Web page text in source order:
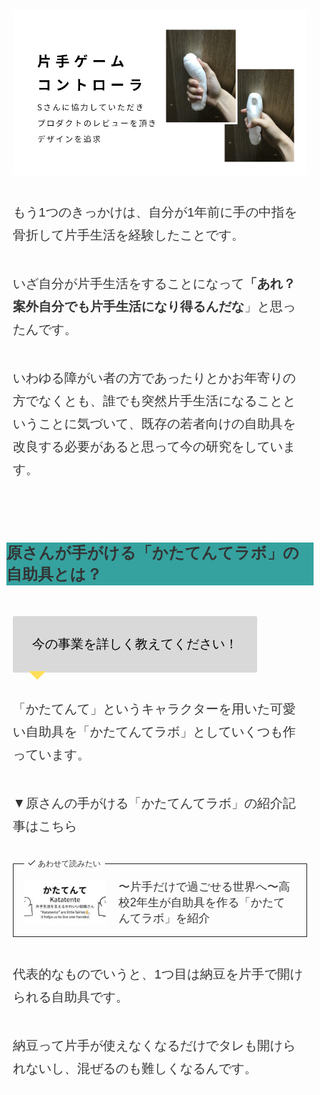
もう1つのきっかけは、自分が1年前に手の中指を
骨折して片手生活を経験したことです。
いざ自分が片手生活をすることになって 「あれ？
案外自分でも片手生活になり得るんだな」と思っ
たんです。
いわゆる障がい者の方であったりとかお年寄りの
方でなくとも、誰でも突然片手生活になることと
いうことに気づいて、既存の若者向けの自助具を
改良する必要があると思って今の研究をしていま
す。
原さんが手がける「かたてんてラボ」の
自助具とは？
今の事業を詳しく教えてください！
「かたてんて」というキャラクターを用いた可愛
い自助具を「かたてんてラボ」としていくつも作
っています。
▼原さんの手がける「かたてんてラボ」の紹介記
事はこちら
あわせて読みたい
〜片手だけで過ごせる世界へ〜高
校2年生が自助具を作る「かたて
んてラボ」を紹介
代表的なものでいうと、1つ目は納豆を片手で開け
られる自助具です。
納豆って片手が使えなくなるだけでタレも開けら
れないし、混ぜるのも難しくなるんです。